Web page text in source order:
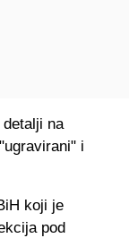
na
i
koji je
pod